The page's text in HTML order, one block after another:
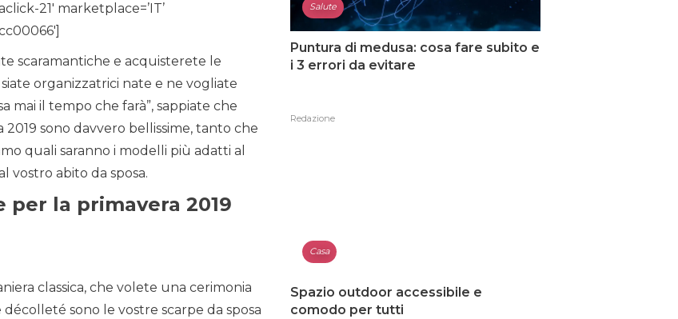
21′ marketplace=’IT’
scaramantiche e acquisterete le
organizzatrici nate e ne vogliate
mai il tempo che farà”, sappiate che
sono davvero bellissime, tanto che
quali saranno i modelli più adatti al
vostro abito da sposa.
per la primavera 2019
classica, che volete una cerimonia
sono le vostre scarpe da sposa
Salute
Puntura di medusa: cosa fare subito e
i 3 errori da evitare
Redazione
Casa
Spazio outdoor accessibile e
comodo per tutti